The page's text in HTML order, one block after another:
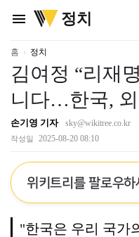
menu
위
키
정치
홈 정치
김여정 “리재
니다…한국,
손기영 기자 sky@wikitree.co.kr
작성일 2025-08-20 08:10
위키트리를 팔로우하
"한국은 우리 국가